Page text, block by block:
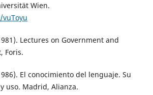
Wien.
Lectures on Government and
Foris.
El conocimiento del lenguaje. Su
uso. Madrid, Alianza.